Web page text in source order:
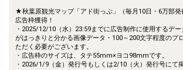
★秋葉原観光マップ「アド街っぷ」（毎月10日・6万部発
広告枠獲得！
・2025/12/10（水）23:59までに広告制作に使用するデ
がはっきりと分かる画像データ・100～200文字程度のプ
ただく必要がございます。
・広告枠のサイズは、タテ55mm×ヨコ98mmです。
・2026/1/9（金）発行号もしくは2/10（火）発行号にて